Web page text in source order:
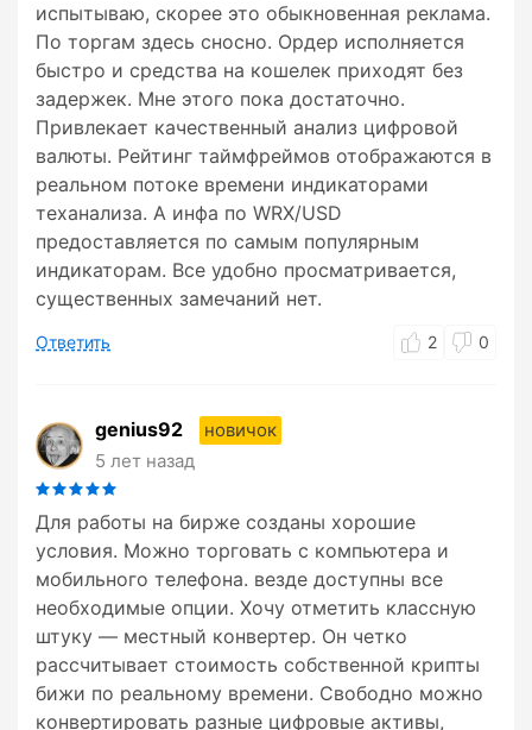
испытываю, скорее это обыкновенная реклама.
По торгам здесь сносно. Ордер исполняется
быстро и средства на кошелек приходят без
задержек. Мне этого пока достаточно.
Привлекает качественный анализ цифровой
валюты. Рейтинг таймфреймов отображаются в
реальном потоке времени индикаторами
теханализа. А инфа по WRX/USD
предоставляется по самым популярным
индикаторам. Все удобно просматривается,
существенных замечаний нет.
Ответить 2 0
genius92
новичок
5 лет назад
Для работы на бирже созданы хорошие
условия. Можно торговать с компьютера и
мобильного телефона. везде доступны все
необходимые опции. Хочу отметить классную
штуку — местный конвертер. Он четко
рассчитывает стоимость собственной крипты
бижи по реальному времени. Свободно можно
конвертировать разные цифровые активы,